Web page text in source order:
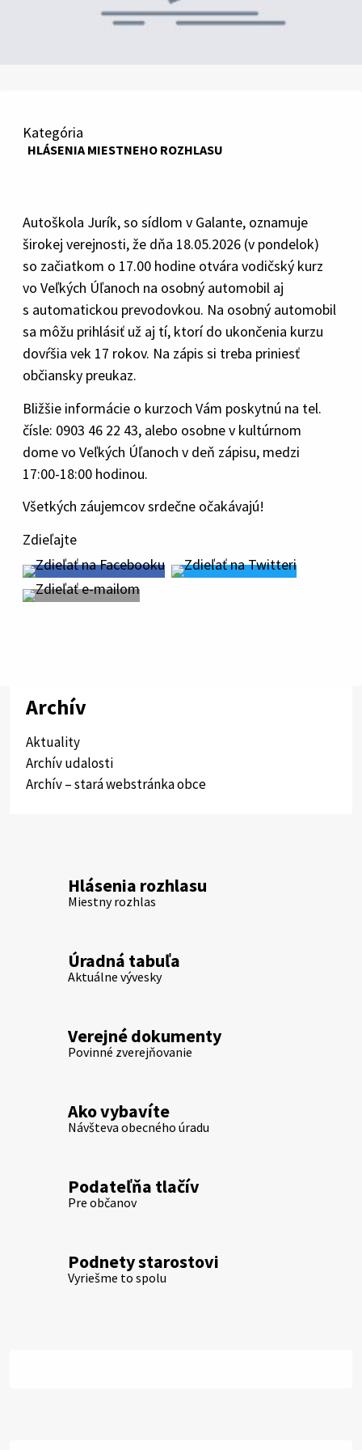
Kategória
HLÁSENIA MIESTNEHO ROZHLASU
Autoškola Jurík, so sídlom v Galante, oznamuje
širokej verejnosti, že dňa 18.05.2026 (v pondelok)
so začiatkom o 17.00 hodine otvára vodičský kurz
vo Veľkých Úľanoch na osobný automobil aj
s automatickou prevodovkou. Na osobný automobil
sa môžu prihlásiť už aj tí, ktorí do ukončenia kurzu
dovŕšia vek 17 rokov. Na zápis si treba priniesť
občiansky preukaz.
Bližšie informácie o kurzoch Vám poskytnú na tel.
čísle: 0903 46 22 43, alebo osobne v kultúrnom
dome vo Veľkých Úľanoch v deň zápisu, medzi
17:00-18:00 hodinou.
Všetkých záujemcov srdečne očakávajú!
Zdieľajte
Archív
Aktuality
Archív udalosti
Archív – stará webstránka obce
Hlásenia rozhlasu
Miestny rozhlas
Úradná tabuľa
Aktuálne vývesky
Verejné dokumenty
Povinné zverejňovanie
Ako vybavíte
Návšteva obecného úradu
Podateľňa tlačív
Pre občanov
Podnety starostovi
Vyriešme to spolu